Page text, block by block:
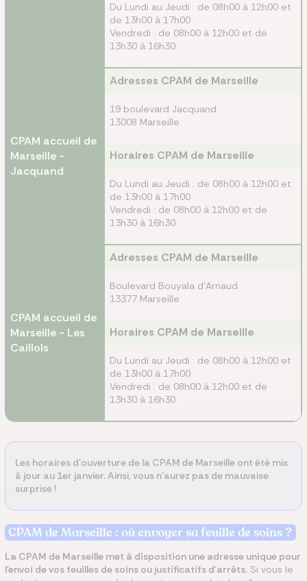
Du Lundi au Jeudi : de 08h00 à 12h00 et
de 13h00 à 17h00
Vendredi : de 08h00 à 12h00 et de
13h30 à 16h30
CPAM accueil de
Marseille -
Jacquand
Adresses CPAM de Marseille
19 boulevard Jacquand
13008 Marseille
Horaires CPAM de Marseille
Du Lundi au Jeudi : de 08h00 à 12h00 et
de 13h00 à 17h00
Vendredi : de 08h00 à 12h00 et de
13h30 à 16h30
CPAM accueil de
Marseille - Les
Caillols
Adresses CPAM de Marseille
Boulevard Bouyala d'Arnaud
13377 Marseille
Horaires CPAM de Marseille
Du Lundi au Jeudi : de 08h00 à 12h00 et
de 13h00 à 17h00
Vendredi : de 08h00 à 12h00 et de
13h30 à 16h30
Les horaires d'ouverture de la CPAM de Marseille ont été mis
à jour au 1er janvier. Ainsi, vous n'aurez pas de mauvaise
surprise !
CPAMde Marseille : où envoyer sa feuille de soins ?
La CPAM de Marseille met à disposition une adresse unique pour
l'envoi de vos feuilles de soins ou justificatifs d'arrêts. Si vous le